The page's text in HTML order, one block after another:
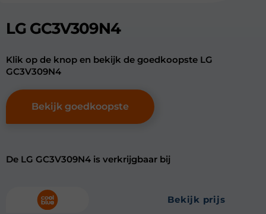
LG GC3V309N4
Klik op de knop en bekijk de goedkoopste LG
GC3V309N4
Bekijk goedkoopste
De LG GC3V309N4 is verkrijgbaar bij
bekijk prijs